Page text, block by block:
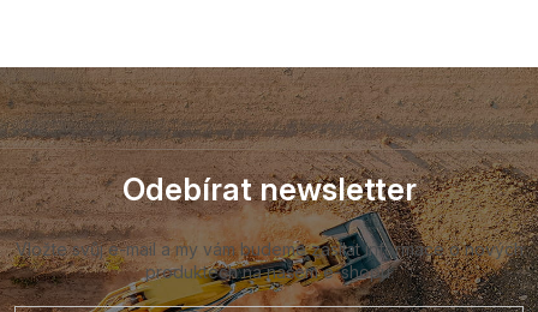
Z
á
p
a
t
í
Odebírat newsletter
Vložte svůj e-mail a my vám budeme zasílat informace o nových
produktech na našem e-shopu.